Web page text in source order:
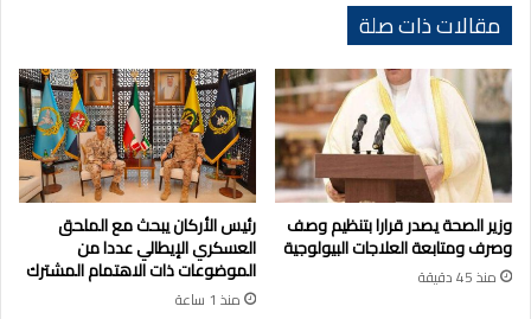
مقالات ذات صلة
وزير الصحة يصدر قرارا بتنظيم وصف
وصرف ومتابعة العلاجات البيولوجية
منذ 45 دقيقة
رئيس الأركان يبحث مع الملحق
العسكري الإيطالي عددا من
الموضوعات ذات الاهتمام المشترك
منذ 1 ساعة